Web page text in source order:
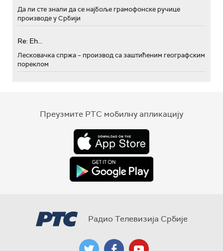
Да ли сте знали да се најбоље грамофонске ручице
производе у Србији
Re: Eh...
Лесковачка спржа – производ са заштићеним географским
пореклом
Преузмите РТС мобилну апликацију
Радио Телевизија Србије